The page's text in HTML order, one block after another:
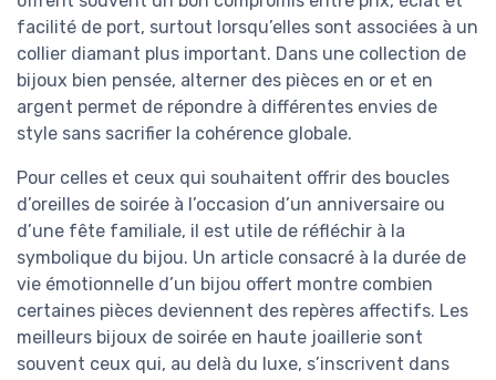
facilité de port, surtout lorsqu’elles sont associées à un
collier diamant plus important. Dans une collection de
bijoux bien pensée, alterner des pièces en or et en
argent permet de répondre à différentes envies de
style sans sacrifier la cohérence globale.
Pour celles et ceux qui souhaitent offrir des boucles
d’oreilles de soirée à l’occasion d’un anniversaire ou
d’une fête familiale, il est utile de réfléchir à la
symbolique du bijou. Un article consacré à la durée de
vie émotionnelle d’un bijou offert montre combien
certaines pièces deviennent des repères affectifs. Les
meilleurs bijoux de soirée en haute joaillerie sont
souvent ceux qui, au delà du luxe, s’inscrivent dans